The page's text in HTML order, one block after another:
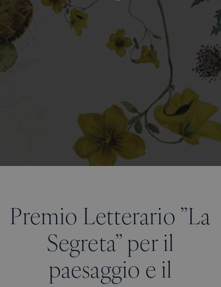
Premio Letterario ”La
Segreta” per il
paesaggio e il